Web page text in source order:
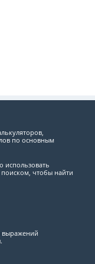
по основным
использовать
чтобы найти
выражений